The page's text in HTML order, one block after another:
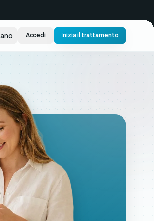
Accedi Inizia il trattamento